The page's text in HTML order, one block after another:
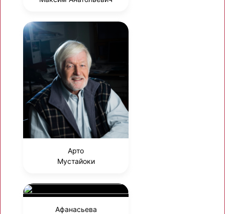
Арто
Мустайоки
Афанасьева